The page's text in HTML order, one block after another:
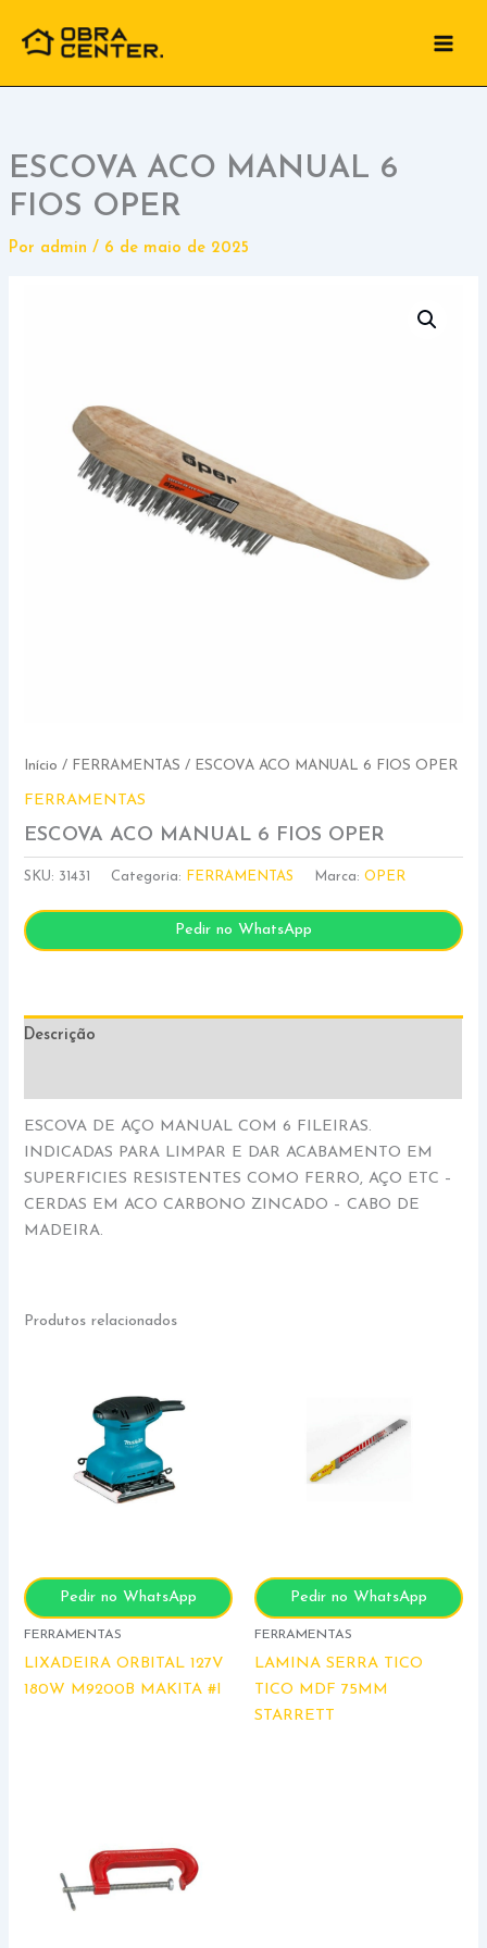
para
conteúdo
ESCOVA ACO MANUAL 6
FIOS OPER
Por admin / 6 de maio de 2025
Início / FERRAMENTAS / ESCOVA ACO MANUAL 6 FIOS OPER
FERRAMENTAS
ESCOVA ACO MANUAL 6 FIOS OPER
SKU: 31431 Categoria: FERRAMENTAS Marca:OPER
Pedir no WhatsApp
Descrição
ESCOVA DE AÇO MANUAL COM 6 FILEIRAS.
INDICADAS PARA LIMPAR E DAR ACABAMENTO EM
SUPERFICIES RESISTENTES COMO FERRO, AÇO ETC –
CERDAS EM ACO CARBONO ZINCADO – CABO DE
MADEIRA.
Produtos relacionados
Pedir no WhatsApp
FERRAMENTAS
LIXADEIRA ORBITAL 127V
180W M9200B MAKITA #I
Pedir no WhatsApp
FERRAMENTAS
LAMINA SERRA TICO
TICO MDF 75MM
STARRETT